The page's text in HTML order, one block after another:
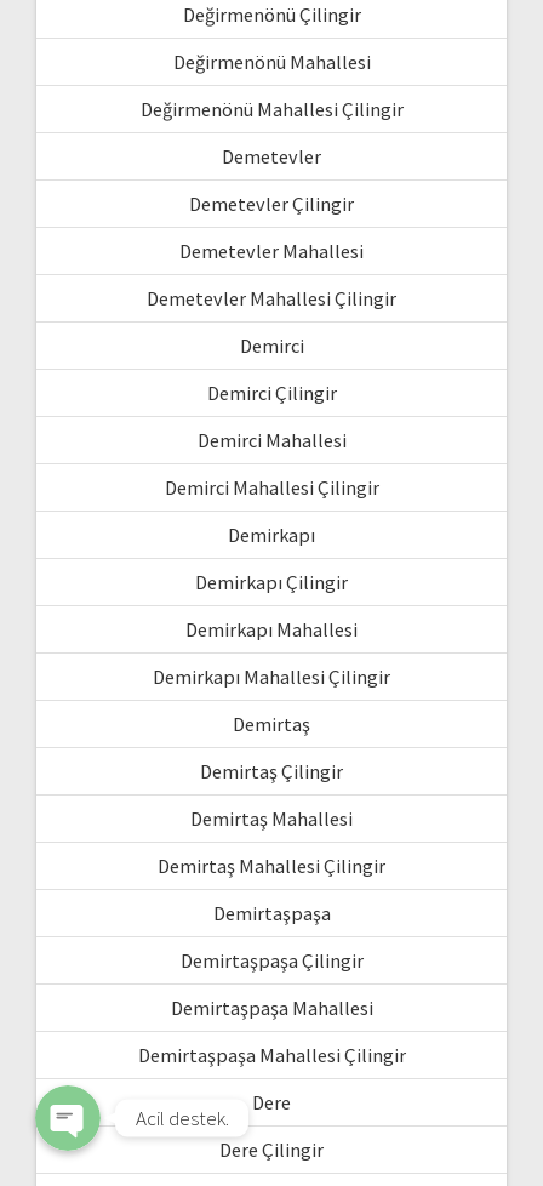
Değirmenönü Çilingir
Değirmenönü Mahallesi
Değirmenönü Mahallesi Çilingir
Demetevler
Demetevler Çilingir
Demetevler Mahallesi
Demetevler Mahallesi Çilingir
Demirci
Demirci Çilingir
Demirci Mahallesi
Demirci Mahallesi Çilingir
Demirkapı
Demirkapı Çilingir
Demirkapı Mahallesi
Demirkapı Mahallesi Çilingir
Demirtaş
Demirtaş Çilingir
Demirtaş Mahallesi
Demirtaş Mahallesi Çilingir
Demirtaşpaşa
Demirtaşpaşa Çilingir
Demirtaşpaşa Mahallesi
Demirtaşpaşa Mahallesi Çilingir
Dere
Dere Çilingir
WhatsApp
Acil destek.